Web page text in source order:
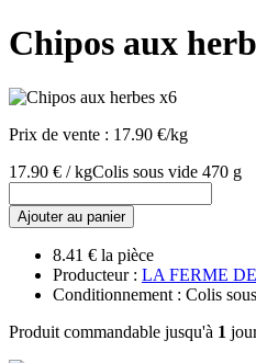
Chipos aux
Prix de vente : 17.90 €/kg
17.90 € / kgColis sous vide 470 g
Ajouter au panier
8.41 € la pièce
Producteur : LA FERME
Conditionnement : Colis
Produit commandable jusqu'à 1